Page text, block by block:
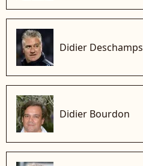
Didier Deschamps
Didier Bourdon